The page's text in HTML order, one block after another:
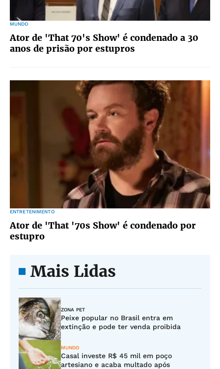
MUNDO
Ator de 'That 70's Show' é condenado a 30
anos de prisão por estupros
ENTRETENIMENTO
Ator de 'That '70s Show' é condenado por
estupro
Mais Lidas
ZONA PET
Peixe popular no Brasil entra em
extinção e pode ter venda proibida
MUNDO
Casal investe R$ 45 mil em poço
artesiano e acaba multado após